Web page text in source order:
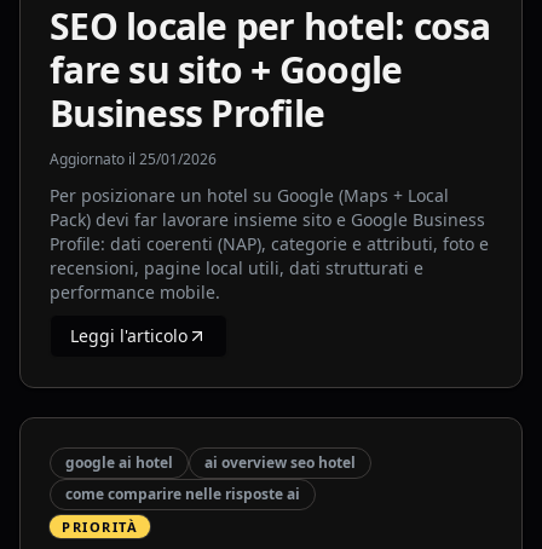
SEO locale per hotel: cosa
fare su sito + Google
Business Profile
Aggiornato il 25/01/2026
Per posizionare un hotel su Google (Maps + Local
Pack) devi far lavorare insieme sito e Google Business
Profile: dati coerenti (NAP), categorie e attributi, foto e
recensioni, pagine local utili, dati strutturati e
performance mobile.
Leggi l'articolo
google ai hotel
ai overview seo hotel
come comparire nelle risposte ai
PRIORITÀ